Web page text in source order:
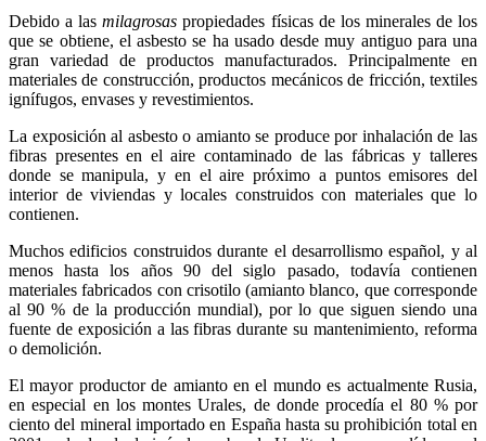
Debido a lasmilagrosas propiedades físicas de los minerales de los
que se obtiene, el asbesto se ha usado desde muy antiguo para una
gran variedad de productos manufacturados. Principalmente en
materiales de construcción, productos mecánicos de fricción, textiles
ignífugos, envases y revestimientos.
La exposición al asbesto o amianto se produce por inhalación de las
fibras presentes en el aire contaminado de las fábricas y talleres
donde se manipula, y en el aire próximo a puntos emisores del
interior de viviendas y locales construidos con materiales que lo
contienen.
Muchos edificios construidos durante el desarrollismo español, y al
menos hasta los años 90 del siglo pasado, todavía contienen
materiales fabricados con crisotilo (amianto blanco, que corresponde
al 90 % de la producción mundial), por lo que siguen siendo una
fuente de exposición a las fibras durante su mantenimiento, reforma
o demolición.
El mayor productor de amianto en el mundo es actualmente Rusia,
en especial en los montes Urales, de donde procedía el 80 % por
ciento del mineral importado en España hasta su prohibición total en